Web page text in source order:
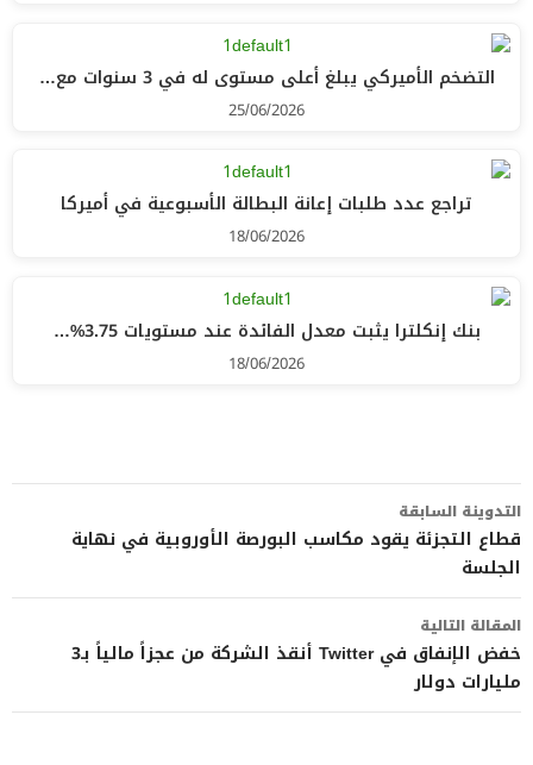
التضخم الأميركي يبلغ أعلى مستوى له في 3 سنوات مع…
25/06/2026
تراجع عدد طلبات إعانة البطالة الأسبوعية في أميركا
18/06/2026
بنك إنكلترا يثبت معدل الفائدة عند مستويات 3.75%…
18/06/2026
تصفّح
المقالات
التدوينة السابقة
قطاع التجزئة يقود مكاسب البورصة الأوروبية في نهاية
الجلسة
المقالة التالية
خفض الإنفاق في Twitter أنقذ الشركة من عجزاً مالياً بـ3
مليارات دولار